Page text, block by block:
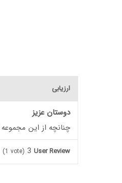
ارزیابی
دوستان عزیز
چنانچه از این
User Review
3
(1 vote)